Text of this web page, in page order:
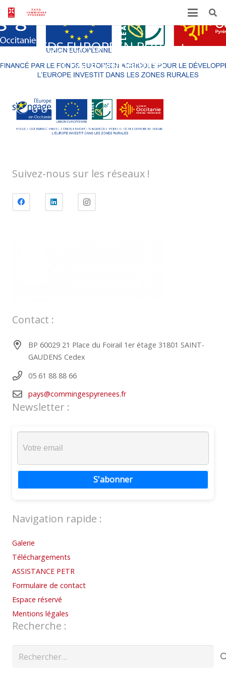
FDS EUROPEEN RURAL +
LEADER+mention
Suivez-nous sur les réseaux !
Contact :
BP 60029 21 Place du Foirail 1er étage 31801 SAINT-
GAUDENS Cedex
05 61 88 88 66
pays@commingespyrenees.fr
Newsletter :
S'abonner
Navigation rapide :
Galerie
Téléchargements
ASSISTANCE PETR
Formulaire de contact
Espace réservé
Mentions légales
Recherche :